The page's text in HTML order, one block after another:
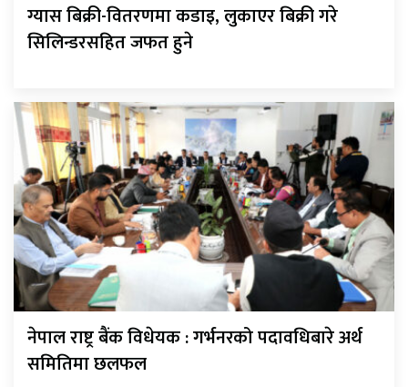
ग्यास बिक्री-वितरणमा कडाइ, लुकाएर बिक्री गरे
सिलिन्डरसहित जफत हुने
नेपाल राष्ट्र बैंक विधेयक : गर्भनरको पदावधिबारे अर्थ
समितिमा छलफल